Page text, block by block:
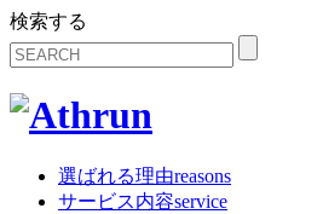
検索する
選ばれる理由reasons
サービス内容service